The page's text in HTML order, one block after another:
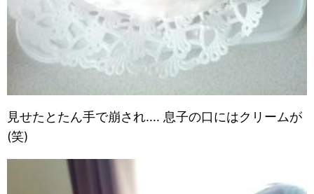
見せたとたん手で崩され.... 息子の口にはクリームが
(笑)